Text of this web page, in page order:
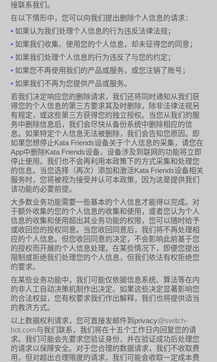
接联系我们。
在以下情形中，您可以向我们提出删除个人信息的请求：
•如果认为我们处理个人信息的行为违反法律法规；
•如果我们收集、使用您的个人信息，却未征得您的同意；
•如果我们处理个人信息的行为违反了与您的约定；
•如果您不再使用我们的产品或服务，或您注销了账号；
•如果我们不再为您提供产品或服务。
若我们决定响应您的删除请求，我们还将同时通知从我们获
得您的个人信息的第三方要求其及时删除，除非法律法规另
有规定，或这些第三方获得您的独立授权。当您从我们的服
务中删除信息后，我们会尽快从备份系统中删除相应的信
息。如果特定个人信息无法被删除，我们会告知您原因。即
如果您想停止Kata Friends设备关于个人信息的采集，请您在
App中删除Kata Friends设备，设备涉及到联网的功能将立即
停止使用。我们也不会再利用本政策下的方式采集和处理您
的信息。当您选择（再次）添加和激活Kata Friends设备相关
服务时，您将被视为接受并认可本政策，因为这是提供我们
该功能的必要前提。
大多数业务功能需要一些基本的个人信息才能得以完成。对
于额外收集的您的个人信息的收集和使用，或者您认为个人
信息的收集和使用超出其业务功能的权限，您可以随时给予
或收回您的授权同意。当您收回同意后，我们将不再处理相
应的个人信息。但您收回同意的决定，不会影响此前基于您
的授权而开展的个人信息处理。在某些情况下，即便您提出
限制或拒绝我们处理您的个人信息，但我们依法有权拒绝您
的要求。
在某些业务功能中，我们可能仅依据信息系统、算法等在内
的非人工自动决策机制作出决定。如果这些决定显著影响您
的合法权益，您有权要求我们作出解释，我们也将提供适当
的救济方式。
以上数据权利请求，您可直接发邮件到 privacy@switch-
bot.com与我们联系，我们将在十五个工作日 内回复您的请
求。我们可能会先要求您验证身份，并在验证成功后处理您
的请求以保障安全。对于您合理的数据请求，我们不收取费
用，但对超出合理限度的请求，我们可能会收取一定成本费